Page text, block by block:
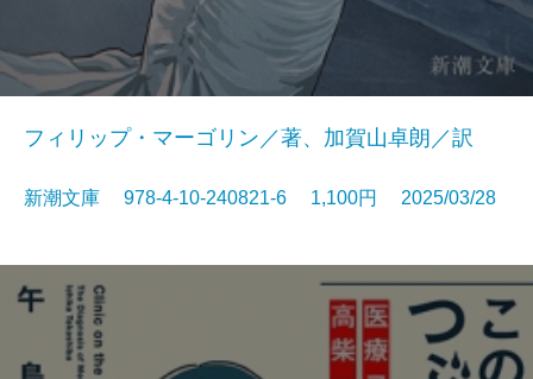
フィリップ・マーゴリン／著、加賀山卓朗／訳
新潮文庫 978-4-10-240821-6 1,100円 2025/03/28